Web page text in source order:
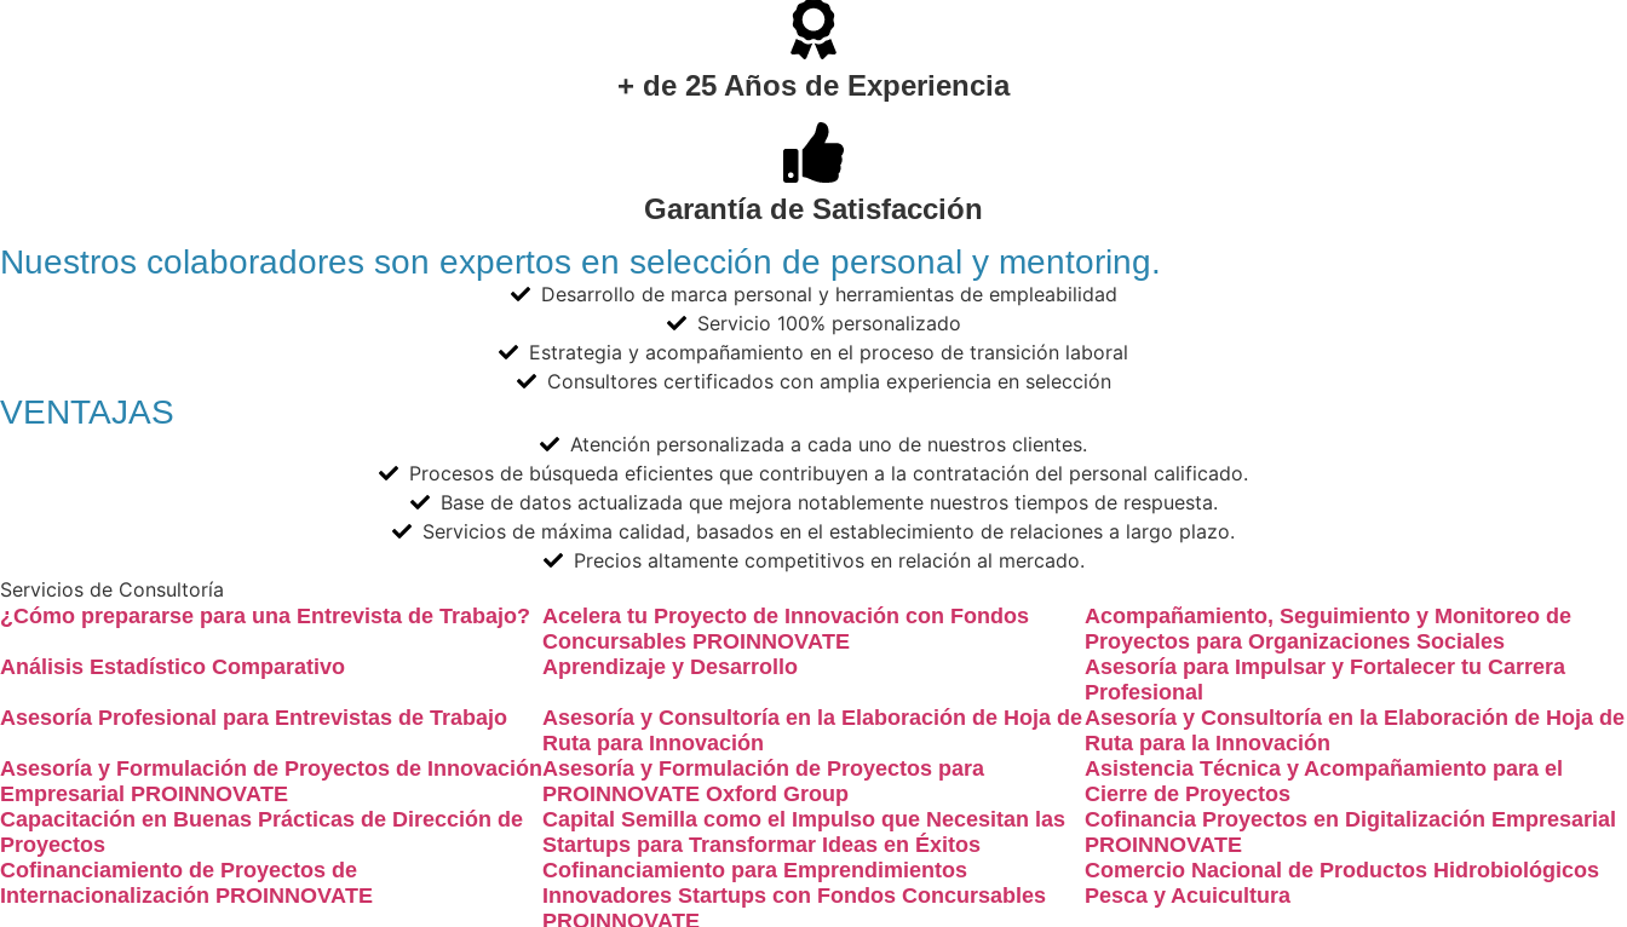
+ de 25 Años de Experiencia
Garantía de Satisfacción
Nuestros colaboradores son expertos en selección de personal y mentoring.
Desarrollo de marca personal y herramientas de empleabilidad
Servicio 100% personalizado
Estrategia y acompañamiento en el proceso de transición laboral
Consultores certificados con amplia experiencia en selección
VENTAJAS
Atención personalizada a cada uno de nuestros clientes.
Procesos de búsqueda eficientes que contribuyen a la contratación del personal calificado.
Base de datos actualizada que mejora notablemente nuestros tiempos de respuesta.
Servicios de máxima calidad, basados en el establecimiento de relaciones a largo plazo.
Precios altamente competitivos en relación al mercado.
Servicios de Consultoría
¿Cómo prepararse para una Entrevista de Trabajo? Acelera tu Proyecto de Innovación con Fondos
Concursables PROINNOVATE
Acompañamiento, Seguimiento y Monitoreo de
Proyectos para Organizaciones Sociales
Análisis Estadístico Comparativo
Aprendizaje y Desarrollo
Asesoría para Impulsar y Fortalecer tu Carrera
Profesional
Asesoría Profesional para Entrevistas de Trabajo
Asesoría y Consultoría en la Elaboración de Hoja de
Ruta para Innovación
Asesoría y Consultoría en la Elaboración de Hoja de
Ruta para la Innovación
Asesoría y Formulación de Proyectos de Innovación
Empresarial PROINNOVATE
Asesoría y Formulación de Proyectos para
PROINNOVATE Oxford Group
Asistencia Técnica y Acompañamiento para el
Cierre de Proyectos
Capacitación en Buenas Prácticas de Dirección de
Proyectos
Capital Semilla como el Impulso que Necesitan las
Startups para Transformar Ideas en Éxitos
Cofinancia Proyectos en Digitalización Empresarial
PROINNOVATE
Cofinanciamiento de Proyectos de
Internacionalización PROINNOVATE
Cofinanciamiento para Emprendimientos
Innovadores Startups con Fondos Concursables
PROINNOVATE
Comercio Nacional de Productos Hidrobiológicos
Pesca y Acuicultura